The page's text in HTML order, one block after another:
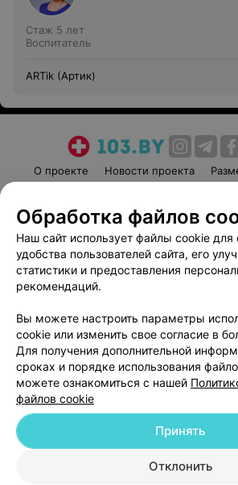
Стаж 5 лет
Воспитатель
ARTik (Артик)
О проекте Новости проекта
Пользовательское соглашение
Вакансии
Партнеры
Написать руководителю
Обработка персональных
© 2026 ООО «Артокс Лаб», УНП 191700409
|
Обработка файлов
Наш сайт использует файлы cookie для
удобства пользователей сайта, его
статистики и предоставления
рекомендаций.
Вы можете настроить параметры
cookie или изменить свое согласие в
Для получения дополнительной
сроках и порядке использования
можете ознакомиться с нашей
файлов cookie
Отклонить
Принять